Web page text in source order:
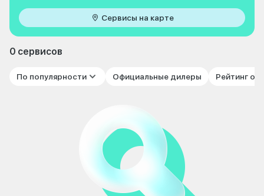
Сервисы на карте
0 сервисов
По популярности Официальные дилеры Рейтинг